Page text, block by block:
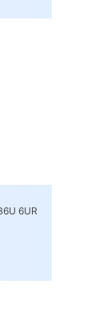
6UR